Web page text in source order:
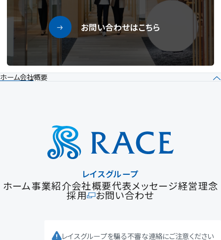
お問い合わせはこちら
ホーム会社概要
レイスグループ
ホーム事業紹介会社概要代表メッセージ経営理念
採用 お問い合わせ
レイスグループを騙る不審な連絡にご注意ください